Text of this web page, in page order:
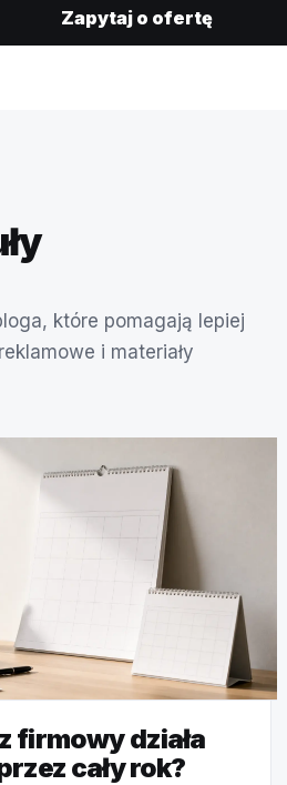
Zapytaj o ofertę
które pomagają lepiej
i materiały
firmowy działa
cały rok?